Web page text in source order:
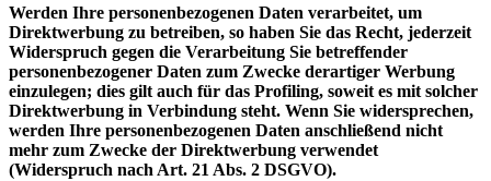
Werden Ihre personenbezogenen Daten verarbeitet, um
Direktwerbung zu betreiben, so haben Sie das Recht, jederzeit
Widerspruch gegen die Verarbeitung Sie betreffender
personenbezogener Daten zum Zwecke derartiger Werbung
einzulegen; dies gilt auch für das Profiling, soweit es mit solcher
Direktwerbung in Verbindung steht. Wenn Sie widersprechen,
werden Ihre personenbezogenen Daten anschließend nicht
mehr zum Zwecke der Direktwerbung verwendet
(Widerspruch nach Art. 21 Abs. 2 DSGVO).